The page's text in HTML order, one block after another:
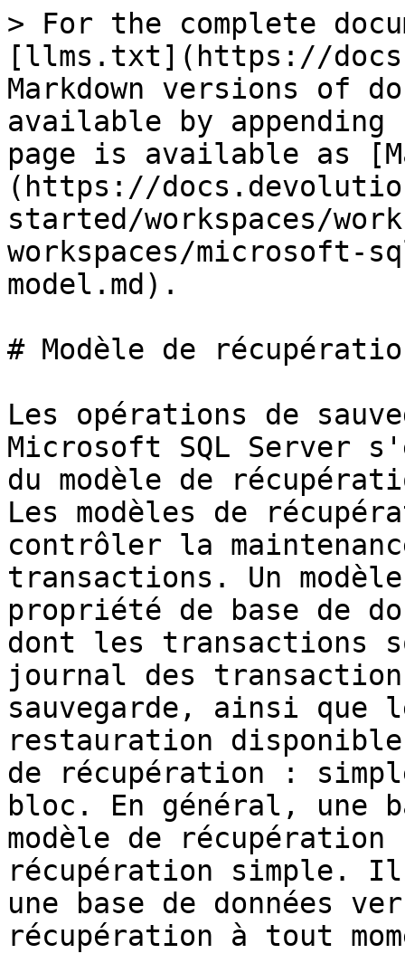
> For the complete
[llms.txt](https://
Markdown versions of
available by
page is available as
(https://
started/workspaces/
workspaces/microsoft-
model.md).
# Modèle de
Les opérations de
Microsoft SQL Server
du modèle de
Les modèles de
contrôler la
transactions. Un
propriété de base de
dont les transactions
journal des
sauvegarde, ainsi que
restauration
de récupération :
bloc. En général, une
modèle de
récupération simple.
une base de données
récupération à tout